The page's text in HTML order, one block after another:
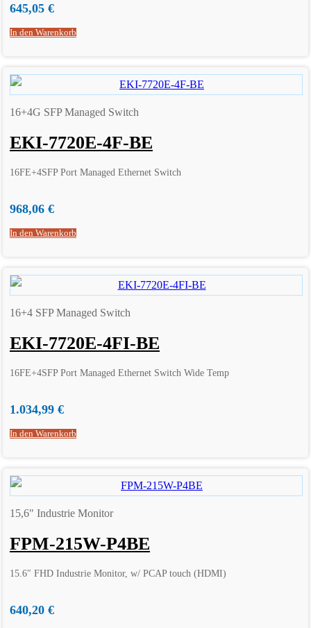
645,05 €
In den Warenkorb
16+4G SFP Managed Switch
EKI-7720E-4F-BE
16FE+4SFP Port Managed Ethernet Switch
968,06 €
In den Warenkorb
16+4 SFP Managed Switch
EKI-7720E-4FI-BE
16FE+4SFP Port Managed Ethernet Switch Wide Temp
1.034,99 €
In den Warenkorb
15,6" Industrie Monitor
FPM-215W-P4BE
15.6″ FHD Industrie Monitor, w/ PCAP touch (HDMI)
640,20 €